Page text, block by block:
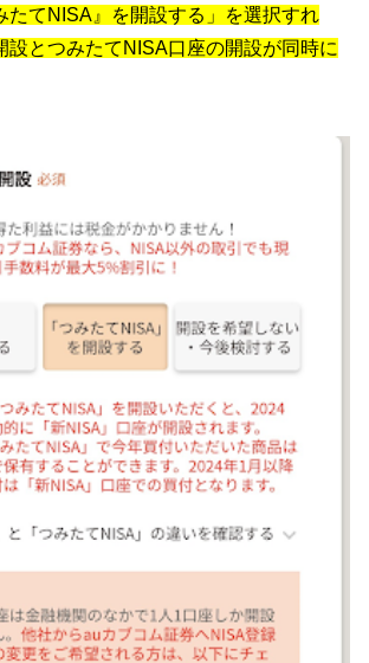
たてNISA』を開設する」を選択すれ
設とつみたてNISA口座の開設が同時に